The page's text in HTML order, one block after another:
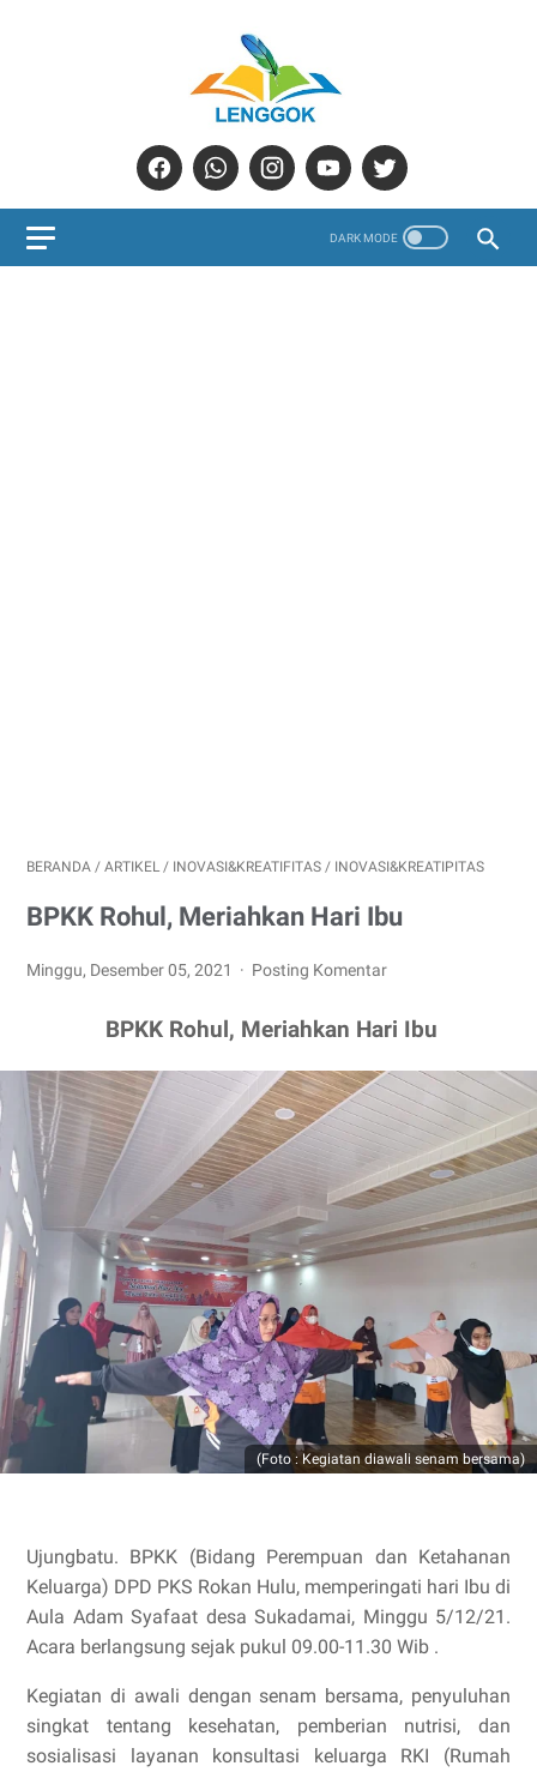
BERANDA / ARTIKEL / INOVASI&KREATIFITAS / INOVASI&KREATIPITAS
BPKK Rohul, Meriahkan Hari Ibu
Minggu, Desember 05, 2021 Posting Komentar
BPKK Rohul, Meriahkan Hari Ibu
(Foto : Kegiatan diawali senam bersama)
Ujungbatu. BPKK (Bidang Perempuan dan Ketahanan
Keluarga) DPD PKS Rokan Hulu, memperingati hari Ibu di
Aula Adam Syafaat desa Sukadamai, Minggu 5/12/21.
Acara berlangsung sejak pukul 09.00-11.30 Wib .
Kegiatan di awali dengan senam bersama, penyuluhan
singkat tentang kesehatan, pemberian nutrisi, dan
sosialisasi layanan konsultasi keluarga RKI (Rumah